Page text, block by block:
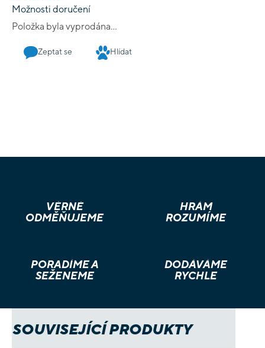
Možnosti doručení
Položka byla vyprodána…
Zeptat se Hlídat
VĚRNÉ
ODMĚŇUJEME
HRÁM
ROZUMÍME
PORADÍME A
SEŽENEME
DODÁVÁME
RYCHLE
SOUVISEJÍCÍ PRODUKTY